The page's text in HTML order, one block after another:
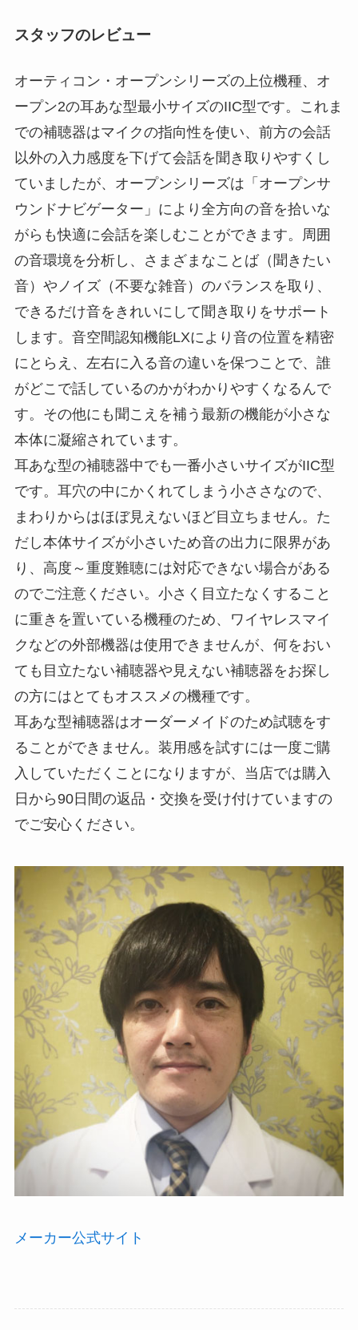
スタッフのレビュー
オーティコン・オープンシリーズの上位機種、オ
ープン2の耳あな型最小サイズのIIC型です。これま
での補聴器はマイクの指向性を使い、前方の会話
以外の入力感度を下げて会話を聞き取りやすくし
ていましたが、オープンシリーズは「オープンサ
ウンドナビゲーター」により全方向の音を拾いな
がらも快適に会話を楽しむことができます。周囲
の音環境を分析し、さまざまなことば（聞きたい
音）やノイズ（不要な雑音）のバランスを取り、
できるだけ音をきれいにして聞き取りをサポート
します。音空間認知機能LXにより音の位置を精密
にとらえ、左右に入る音の違いを保つことで、誰
がどこで話しているのかがわかりやすくなるんで
す。その他にも聞こえを補う最新の機能が小さな
本体に凝縮されています。
耳あな型の補聴器中でも一番小さいサイズがIIC型
です。耳穴の中にかくれてしまう小ささなので、
まわりからはほぼ見えないほど目立ちません。た
だし本体サイズが小さいため音の出力に限界があ
り、高度～重度難聴には対応できない場合がある
のでご注意ください。小さく目立たなくすること
に重きを置いている機種のため、ワイヤレスマイ
クなどの外部機器は使用できませんが、何をおい
ても目立たない補聴器や見えない補聴器をお探し
の方にはとてもオススメの機種です。
耳あな型補聴器はオーダーメイドのため試聴をす
ることができません。装用感を試すには一度ご購
入していただくことになりますが、当店では購入
日から90日間の返品・交換を受け付けていますの
でご安心ください。
メーカー公式サイト